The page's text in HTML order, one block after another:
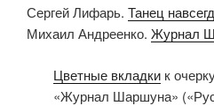
Сергей Лифарь. Танец
Михаил Андреенко. Журнал
Цветные вкладки к
«Журнал Шаршуна»